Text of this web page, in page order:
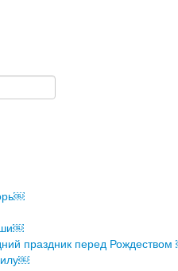
праздник перед